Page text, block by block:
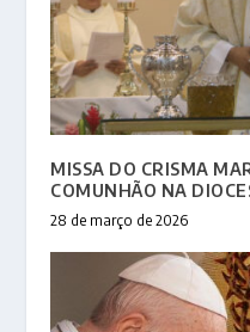
MISSA DO CRISMA
COMUNHÃO NA
28 de março de 2026